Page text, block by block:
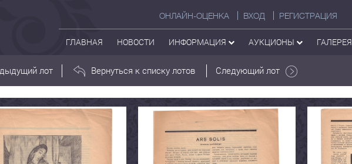
ОНЛАЙН-ОЦЕНКА ВХОД РЕГИСТРАЦИЯ
ГЛАВНАЯ НОВОСТИ ИНФОРМАЦИЯ АУКЦИОНЫ ГАЛЕРЕЯ
лот Вернуться к списку лотов Следующий лот